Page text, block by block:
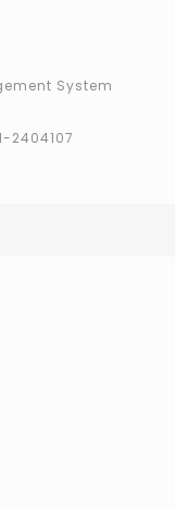
System
2404107